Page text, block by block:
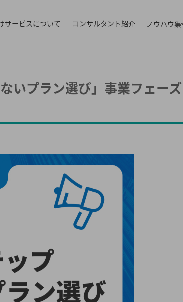
サービスについて コンサルタント紹介 ノウハウ集
いプラン選び」事業フェーズ